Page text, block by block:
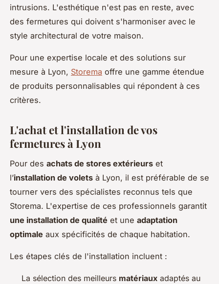
intrusions. L'esthétique n'est pas en reste, avec
des fermetures qui doivent s'harmoniser avec le
style architectural de votre maison.
Pour une expertise locale et des solutions sur
mesure à Lyon, Storema offre une gamme étendue
de produits personnalisables qui répondent à ces
critères.
L'achat et l'installation de vos
fermetures à Lyon
Pour des achats de stores extérieurs et
l’installation de volets à Lyon, il est préférable de se
tourner vers des spécialistes reconnus tels que
Storema. L'expertise de ces professionnels garantit
une installation de qualité et une adaptation
optimale aux spécificités de chaque habitation.
Les étapes clés de l'installation incluent :
La sélection des meilleurs matériaux adaptés au